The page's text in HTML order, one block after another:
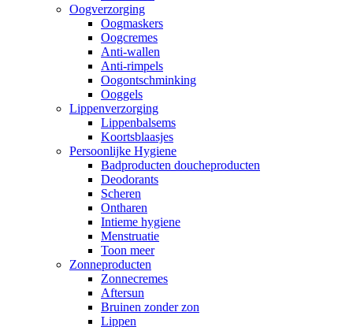
Oogverzorging
Oogmaskers
Oogcremes
Anti-wallen
Anti-rimpels
Oogontschminking
Ooggels
Lippenverzorging
Lippenbalsems
Koortsblaasjes
Persoonlijke Hygiene
Badproducten doucheproducten
Deodorants
Scheren
Ontharen
Intieme hygiene
Menstruatie
Toon meer
Zonneproducten
Zonnecremes
Aftersun
Bruinen zonder zon
Lippen